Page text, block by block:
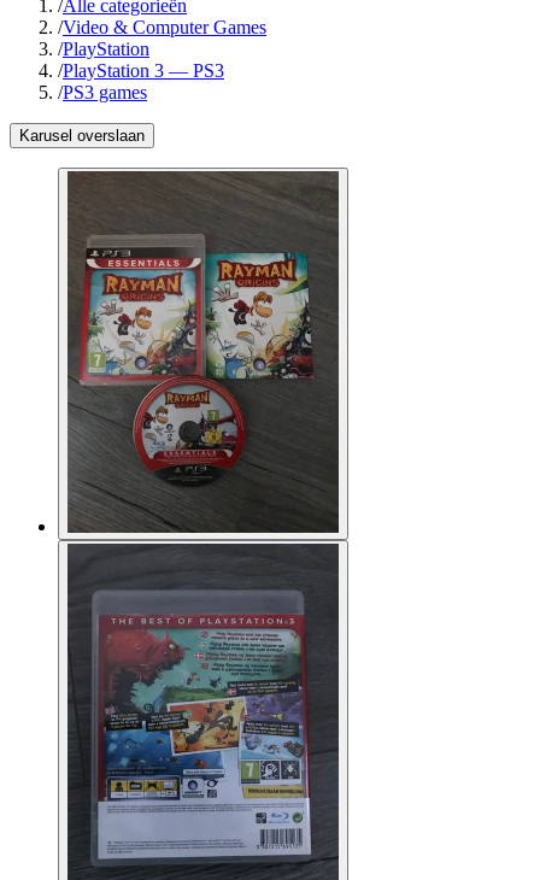
/Alle categorieën
/Video & Computer Games
/PlayStation
/PlayStation 3 — PS3
/PS3 games
Karusel overslaan